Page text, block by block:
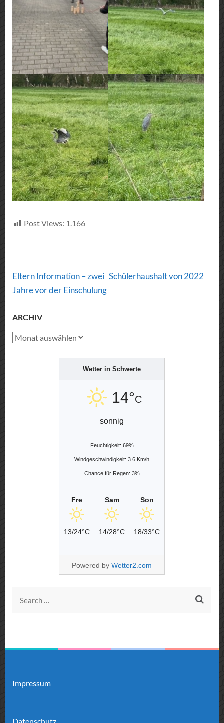
Post Views: 1.166
Post
Navigation
Eltern Information – zwei
Jahre vor der Einschulung
Schülerhaushalt von 2022
ARCHIV
Archiv
Wetter in Schwerte
14°C
sonnig
Feuchtigkeit: 69%
Windgeschwindigkeit: 3.6 Km/h
Chance für Regen: 3%
Fre
13/24°C
Sam
14/28°C
Son
18/33°C
Powered by Wetter2.com
Search
Impressum
Datenschutz